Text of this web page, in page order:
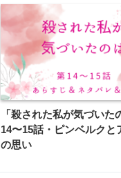
「殺された私が気づいた
14〜15話・ピンベルクと
の思い